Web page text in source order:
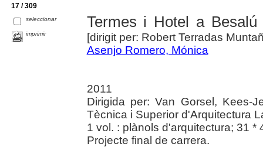
17 / 309
seleccionar
imprimir
Termes i Hotel a Besalú
[dirigit per: Robert Terradas
Asenjo Romero, Mónica
2011
Dirigida per: Van Gorsel, Kees-
Tècnica i Superior d'Arquitectura
1 vol. : plànols d'arquitectura; 31 *
Projecte final de carrera.